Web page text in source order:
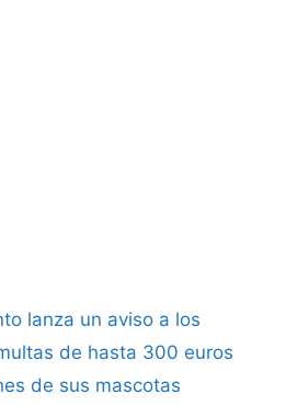
lanza un aviso a los
de hasta 300 euros
de sus mascotas